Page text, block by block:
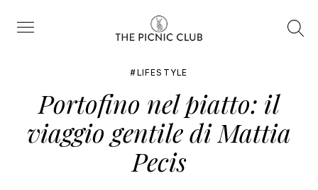
Menu
Trova
LIFESTYLE
Portofino nel piatto: il
viaggio gentile di Mattia
Pecis